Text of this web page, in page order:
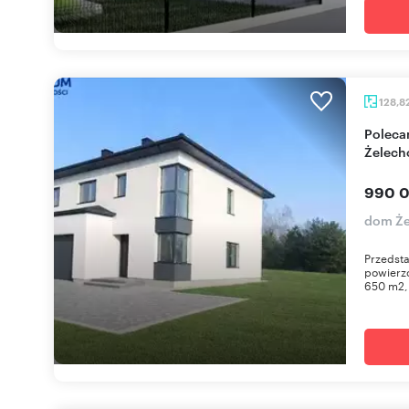
Polecam nowoczesny dom bliźniak 128 m² w
990
dom
650